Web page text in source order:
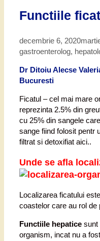
Functiile
decembrie 6, 2020
gastroenterolog,
Dr Ditoiu Alecse
Bucuresti
Ficatul – cel mai mare
reprezinta 2.5% din
cu 25% din sangele
sange fiind folosit pentr
filtrat si detoxifiat aici..
Unde se afla
Localizarea ficatului
coastelor care au rol de
Functiile hepatice sunt
organism, incat nu a